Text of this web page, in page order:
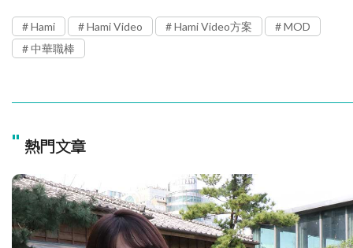
Hami Hami Video Hami Video方案
MOD
中華職棒
" 熱門文章